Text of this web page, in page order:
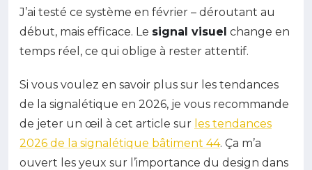
J’ai testé ce système en février – déroutant au
début, mais efficace. Le signal visuel change en
temps réel, ce qui oblige à rester attentif.
Si vous voulez en savoir plus sur les tendances
de la signalétique en 2026, je vous recommande
de jeter un œil à cet article sur les tendances
2026 de la signalétique bâtiment 44. Ça m’a
ouvert les yeux sur l’importance du design dans